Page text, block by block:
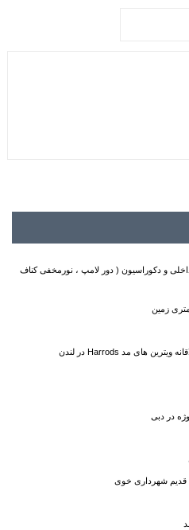
و دکوراسیون ( دور لامپ ، نورمخفی کناف
در دبی
قدیم شهرداری خوی